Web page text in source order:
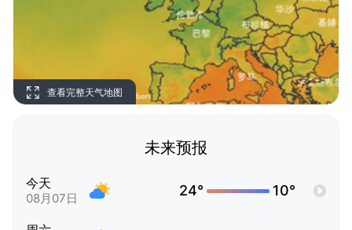
查看完整天气地图
未来预报
今天
08月07日 24° 10°